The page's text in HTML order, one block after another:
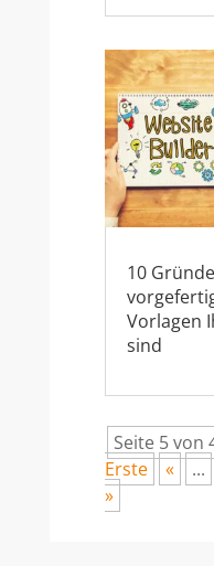
10
Vorlagen
sind
Seite 5 von
Erste
« ...
»